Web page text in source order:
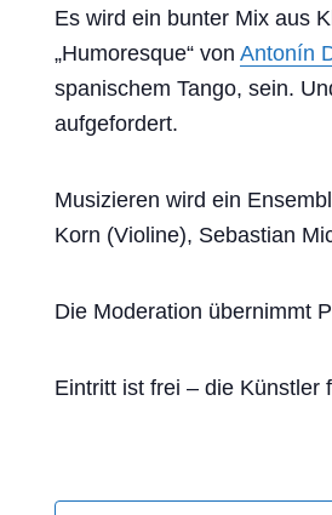
Es wird ein bunter Mix aus
„Humoresque“ von Antonín
spanischem Tango, sein.
aufgefordert.
Musizieren wird ein
Korn (Violine), Sebastian
Die Moderation übernimmt
Eintritt ist frei – die Künstler